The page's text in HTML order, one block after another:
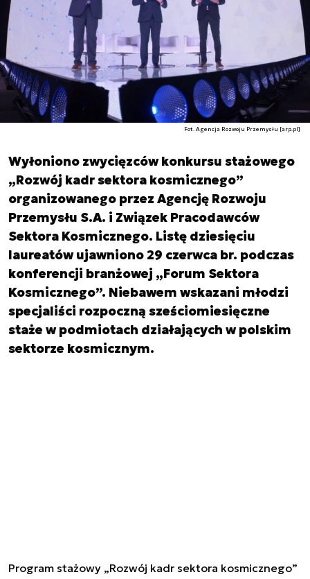
Fot. Agencja Rozwoju Przemysłu [arp.pl]
Wyłoniono zwycięzców konkursu stażowego
„Rozwój kadr sektora kosmicznego”
organizowanego przez Agencję Rozwoju
Przemysłu S.A. i Związek Pracodawców
Sektora Kosmicznego. Listę dziesięciu
laureatów ujawniono 29 czerwca br. podczas
konferencji branżowej „Forum Sektora
Kosmicznego”. Niebawem wskazani młodzi
specjaliści rozpoczną sześciomiesięczne
staże w podmiotach działających w polskim
sektorze kosmicznym.
Program stażowy „Rozwój kadr sektora kosmicznego”